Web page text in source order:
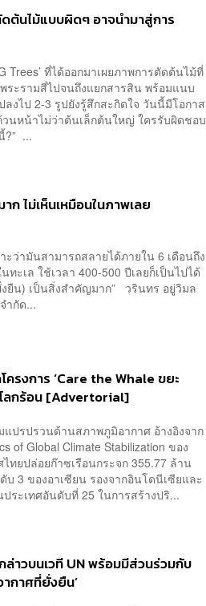
ต้นไม้แบบผิดๆ อาจนำมาสู่การ
Trees’ ที่ได้ออกมาเผยภาพการตัดต้นไม้ที่
ะรามสี่ไปจนถึงแยกสารสิน พร้อมแนบ
งไป 2-3 รูปยังรู้สึกสะกิดใจ วันนี้มีโอกาส
นหน้าไม่ว่าต้นเล็กต้นใหญ่ ใครรับผิดชอบ
?” ...
ไม่เห็นเหมือนในภาพเลย
ะว่ามันสามารถสลายได้ภายใน 6 เดือนถึง
ะเล ใช้เวลา 400-500 ปีเลยก็เป็นไปได้
งยืน) เป็นสิ่งสำคัญมาก” วรินทร อยู่วิมล
ำกัด...
รงการ ‘Care the Whale ขยะ
ลกร้อน [Advertorial]
ปรปรวนด้านสภาพภูมิอากาศ อ้างอิงจาก
of Global Climate Stabilization ของ
ทยปล่อยก๊าซเรือนกระจก 355.77 ล้าน
3 ของอาเซียน รองจากอินโดนีเซียและ
ระเทศอันดับที่ 25 ในการสร้างปริ...
าวบนเวที UN พร้อมมีส่วนร่วมกับ
กาศที่ยั่งยืน’